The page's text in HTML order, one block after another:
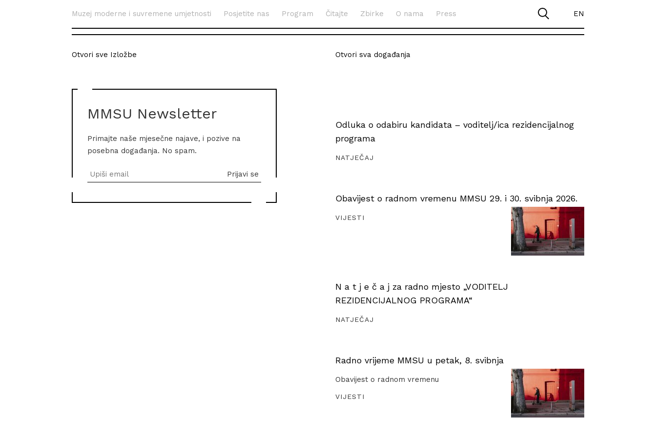
Muzej moderne i suvremene umjetnosti Posjetite nas Program Čitajte Zbirke O nama Press EN
Otvori sve Izložbe
MMSU Newsletter
Primajte naše mjesečne najave, i pozive na
posebna događanja. No spam.
Otvori sva događanja
Odluka o odabiru kandidata – voditelj/ica rezidencijalnog
programa
NATJEČAJ
Obavijest o radnom vremenu MMSU 29. i 30. svibnja 2026.
VIJESTI
N a t j e č a j za radno mjesto „VODITELJ
REZIDENCIJALNOG PROGRAMA“
NATJEČAJ
Radno vrijeme MMSU u petak, 8. svibnja
Obavijest o radnom vremenu
VIJESTI